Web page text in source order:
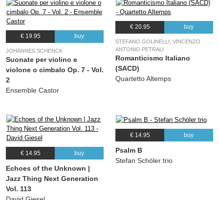
€ 19.95 buy
JOHANNES SCHENCK
Suonate per violino e
violone o cimbalo Op. 7 - Vol.
2
Ensemble Castor
€ 20.95 buy
STEFANO GOLINELLI, VINCENZO
ANTONIO PETRALI
Romanticismo Italiano
(SACD)
Quartetto Altemps
€ 14.95 buy
Echoes of the Unknown |
Jazz Thing Next Generation
Vol. 113
€ 14.95 buy
Psalm B
Stefan Schöler trio